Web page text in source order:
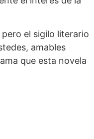
el sigilo literario
amables
que esta novela